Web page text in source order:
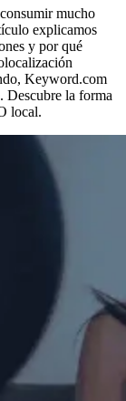
mucho
explicamos
y por qué
Keyword.com
Descubre la forma
local.